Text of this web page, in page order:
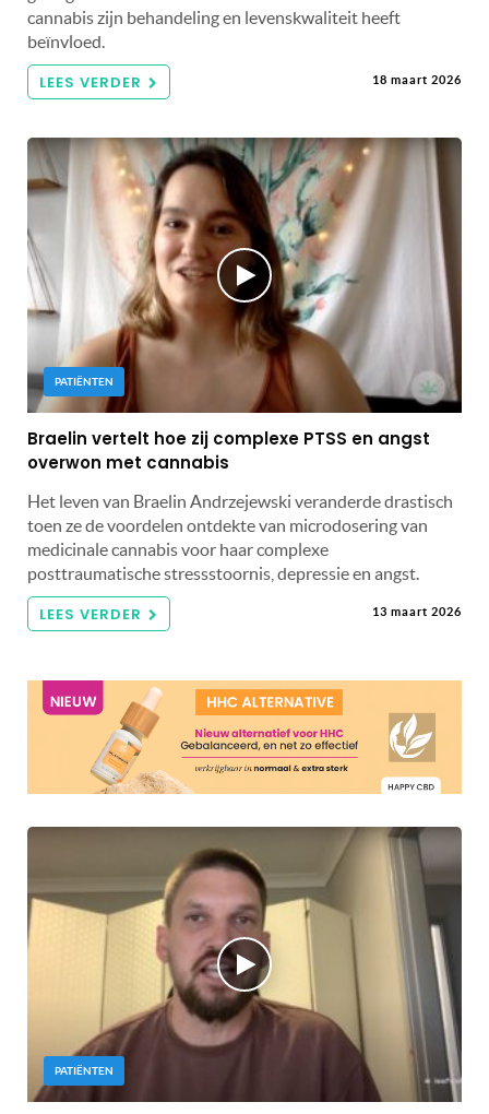
cannabis zijn behandeling en levenskwaliteit heeft
beïnvloed.
LEES VERDER 18 maart 2026
PATIËNTEN
Braelin vertelt hoe zij complexe PTSS en angst
overwon met cannabis
Het leven van Braelin Andrzejewski veranderde drastisch
toen ze de voordelen ontdekte van microdosering van
medicinale cannabis voor haar complexe
posttraumatische stressstoornis, depressie en angst.
LEES VERDER 13 maart 2026
PATIËNTEN